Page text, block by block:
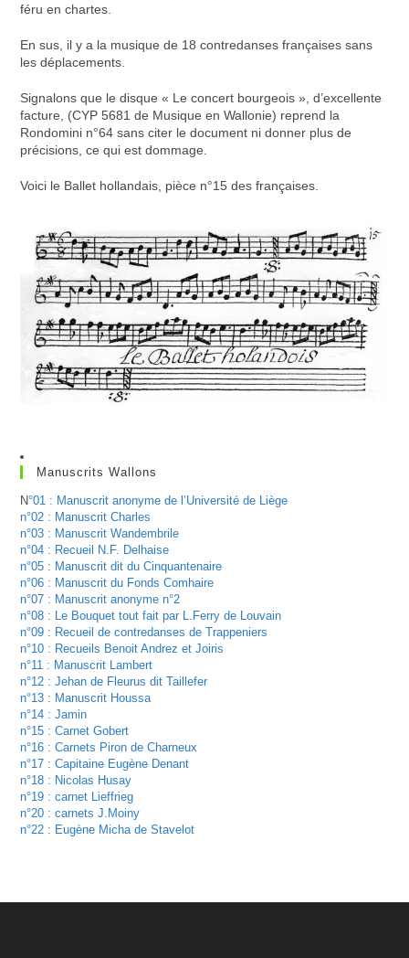
féru en chartes.
En sus, il y a la musique de 18 contredanses françaises sans
les déplacements.
Signalons que le disque « Le concert bourgeois », d’excellente
facture, (CYP 5681 de Musique en Wallonie) reprend la
Rondomini n°64 sans citer le document ni donner plus de
précisions, ce qui est dommage.
Voici le Ballet hollandais, pièce n°15 des françaises.
Manuscrits Wallons
N°01 : Manuscrit anonyme de l’Université de Liège
n°02 : Manuscrit Charles
n°03 : Manuscrit Wandembrile
n°04 : Recueil N.F. Delhaise
n°05 : Manuscrit dit du Cinquantenaire
n°06 : Manuscrit du Fonds Comhaire
n°07 : Manuscrit anonyme n°2
n°08 : Le Bouquet tout fait par L.Ferry de Louvain
n°09 : Recueil de contredanses de Trappeniers
n°10 : Recueils Benoit Andrez et Joiris
n°11 : Manuscrit Lambert
n°12 : Jehan de Fleurus dit Taillefer
n°13 : Manuscrit Houssa
n°14 : Jamin
n°15 : Carnet Gobert
n°16 : Carnets Piron de Charneux
n°17 : Capitaine Eugène Denant
n°18 : Nicolas Husay
n°19 : carnet Lieffrieg
n°20 : carnets J.Moiny
n°22 : Eugène Micha de Stavelot